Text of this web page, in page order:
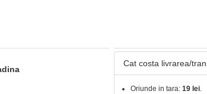
Cat costa livrarea/
Oriunde in tara: 19 lei.